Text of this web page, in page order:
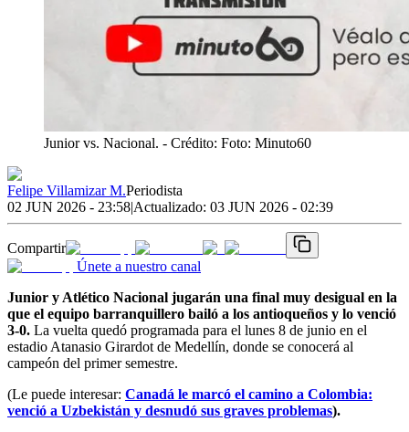
Junior vs. Nacional. - Crédito: Foto: Minuto60
Felipe Villamizar M.Periodista
02 JUN 2026 - 23:58|Actualizado: 03 JUN 2026 - 02:39
Compartir
Únete a nuestro canal
Junior y Atlético Nacional jugarán una final muy desigual en la
que el equipo barranquillero bailó a los antioqueños y lo venció
3-0. La vuelta quedó programada para el lunes 8 de junio en el
estadio Atanasio Girardot de Medellín, donde se conocerá al
campeón del primer semestre.
(Le puede interesar: Canadá le marcó el camino a Colombia:
venció a Uzbekistán y desnudó sus graves problemas).